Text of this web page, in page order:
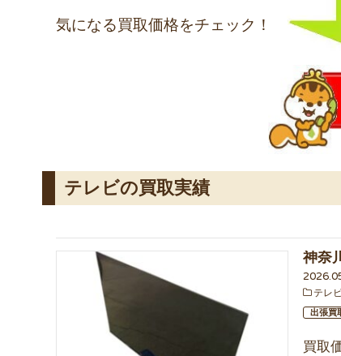
気になる買取価格をチェック！
テレビの買取実績
神奈
テレ
出張買
買取